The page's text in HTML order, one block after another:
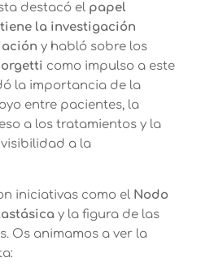
destacó el papel
la investigación
y habló sobre los
como impulso a este
la importancia de la
entre pacientes, la
a los tratamientos y la
a la
iniciativas como el Nodo
y la figura de las
Os animamos a ver la